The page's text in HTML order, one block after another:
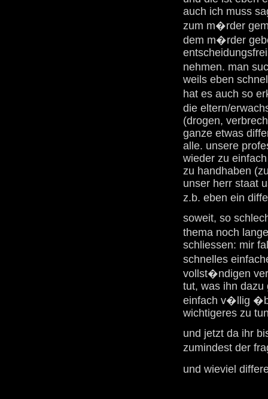
auch ich muss
zum m�rder
dem m�rder
nehmen. man
weils eben
hat es auch so
die eltern/
(drogen,
ganze etwas
alle. unsere
wieder zu
zu handhaben
unser herr staat
z.b. eben ein
soweit, so
thema noch
schliessen: mir
schnelles
vollst�ndigen
tut, was ihn dazu
einfach v�llig
wichtigeres zu
und jetzt da ihr
zumindest der
und wieviel